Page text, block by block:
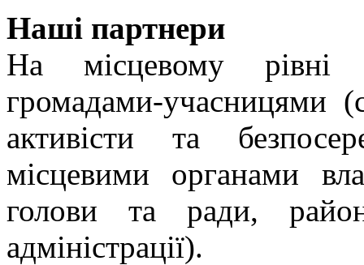
Наші партнери
На місцевому рівні
громадами-учасницями
активісти та
місцевими органами
голови та ради,
адміністрації).